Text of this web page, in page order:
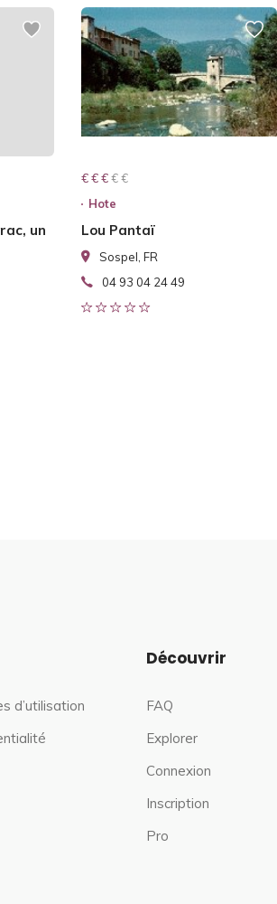
un
€ € € € €
€ € €
Hote
Lou Pantaï
Sospel, FR
04 93 04 24 49
d’utilisation
Découvrir
FAQ
Explorer
Connexion
Inscription
Pro